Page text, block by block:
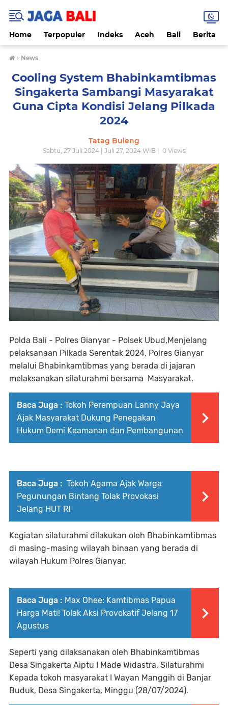
Home Terpopuler Indeks Aceh Bali Berita
› News
Cooling System Bhabinkamtibmas
Singakerta Sambangi Masyarakat
Guna Cipta Kondisi Jelang Pilkada
2024
Tatag Buleng
Sabtu, 27 Juli 2024 | Juli 27, 2024 WIB | 0Views
Polda Bali - Polres Gianyar - Polsek Ubud,Menjelang
pelaksanaan Pilkada Serentak 2024, Polres Gianyar
melalui Bhabinkamtibmas yang berada di jajaran
melaksanakan silaturahmi bersama Masyarakat.
Baca Juga : Tokoh Perempuan Lanny Jaya
Ajak Masyarakat Dukung Penegakan
Hukum Demi Keamanan dan Pembangunan
Baca Juga : Tokoh Agama Ajak Warga
Pegunungan Bintang Tolak Provokasi
Jelang HUT RI
Kegiatan silaturahmi dilakukan oleh Bhabinkamtibmas
di masing-masing wilayah binaan yang berada di
wilayah Hukum Polres Gianyar.
Baca Juga : Max Ohee: Kamtibmas Papua
Harga Mati! Tolak Aksi Provokatif Jelang 17
Agustus
Seperti yang dilaksanakan oleh Bhabinkamtibmas
Desa Singakerta Aiptu I Made Widastra, Silaturahmi
Kepada tokoh masyarakat I Wayan Manggih di Banjar
Buduk, Desa Singakerta, Minggu (28/07/2024).